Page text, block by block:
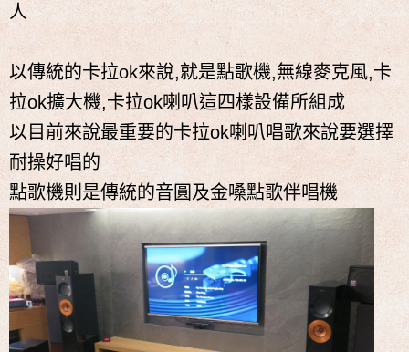
人
以傳統的卡拉ok來說,就是點歌機,無線麥克風,卡
拉ok擴大機,卡拉ok喇叭這四樣設備所組成
以目前來說最重要的卡拉ok喇叭唱歌來說要選擇
耐操好唱的
點歌機則是傳統的音圓及金嗓點歌伴唱機